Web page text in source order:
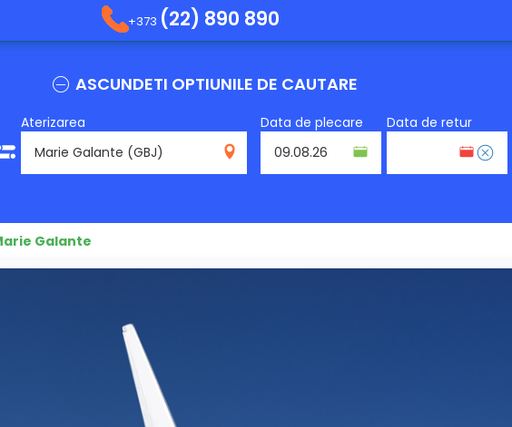
+373 (22) 890 890
ASCUNDETI OPTIUNILE DE CAUTARE
Aterizarea
Data de plecare Data de retur
Galante